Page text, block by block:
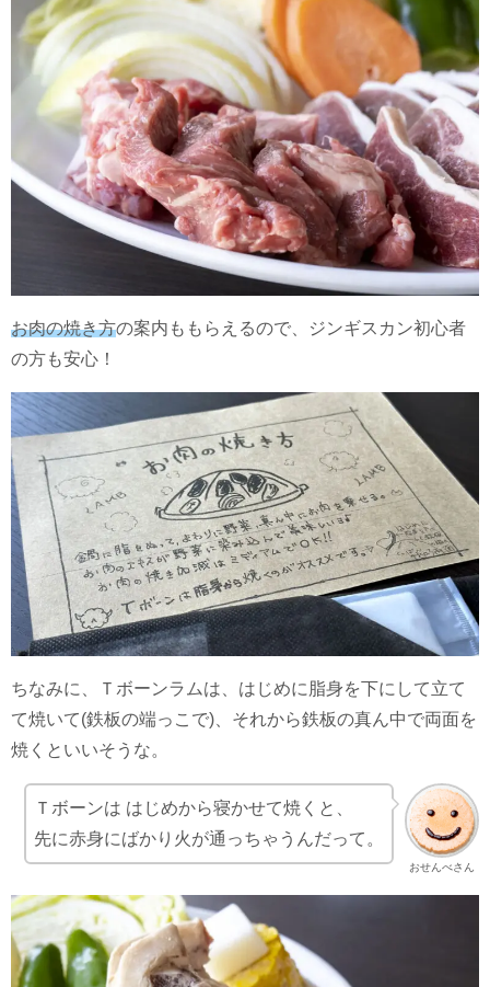
お肉の焼き方の案内ももらえるので、ジンギスカン初心者
の方も安心！
ちなみに、Ｔボーンラムは、はじめに脂身を下にして立て
て焼いて(鉄板の端っこで)、それから鉄板の真ん中で両面を
焼くといいそうな。
おせんべさん
Ｔボーンは はじめから寝かせて焼くと、
先に赤身にばかり火が通っちゃうんだって。